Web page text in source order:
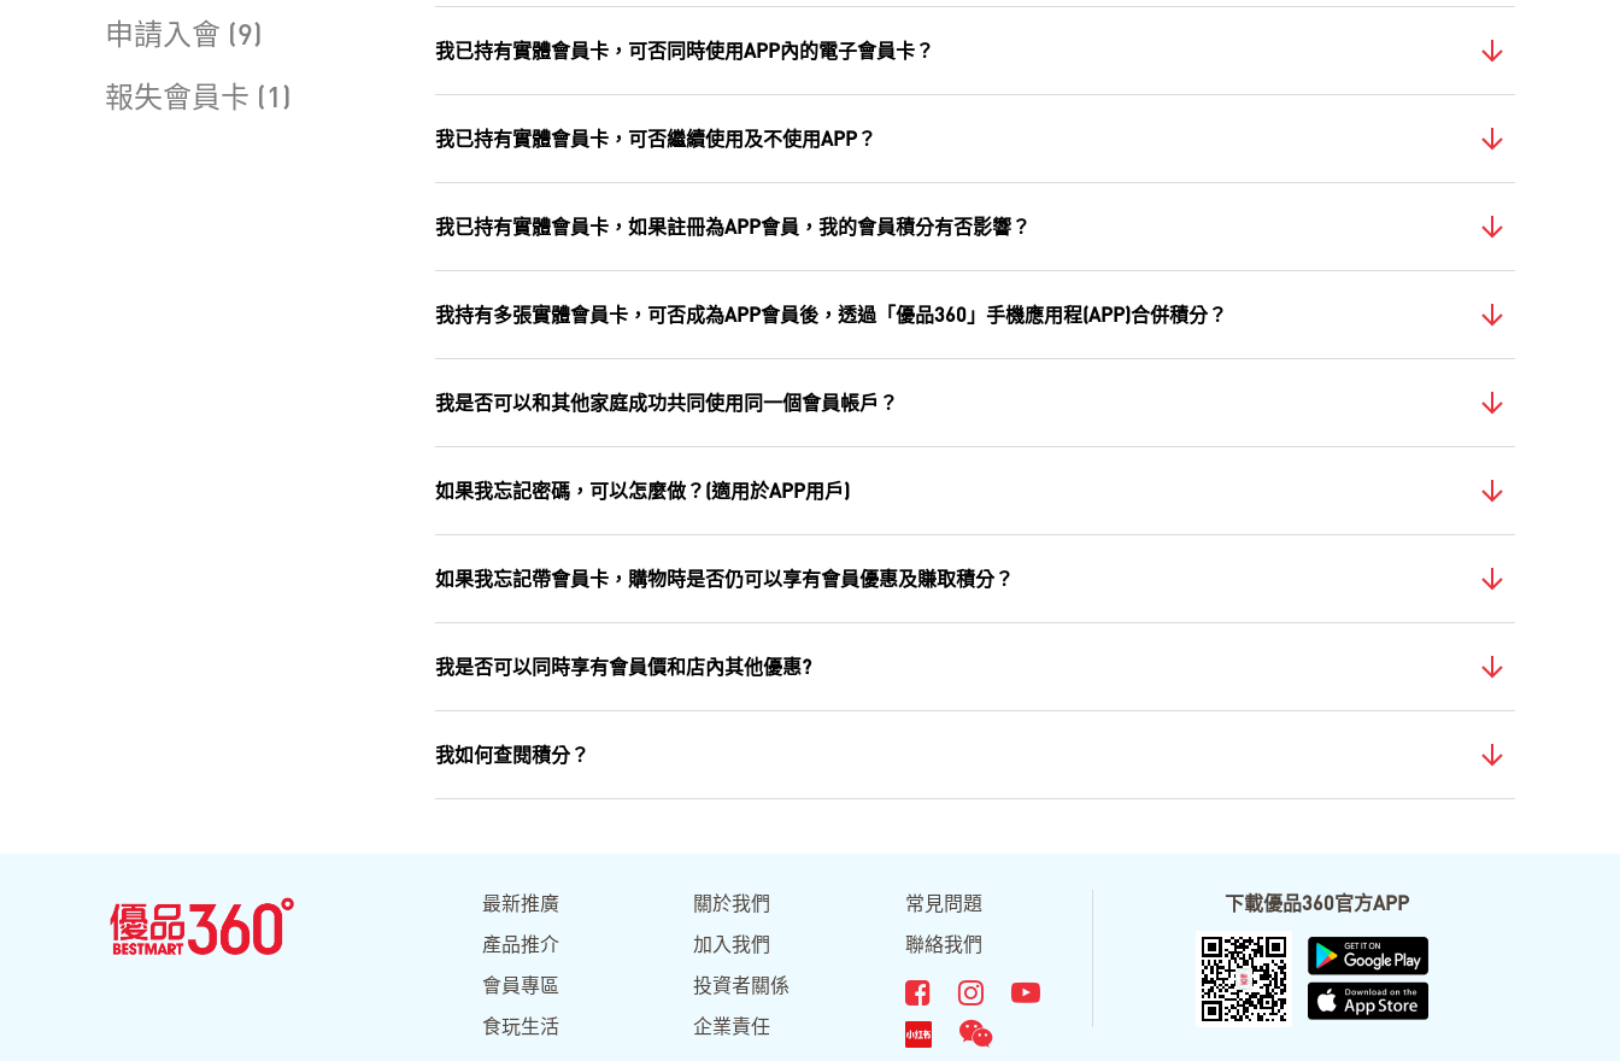
申請入會 (9)
報失會員卡 (1)
我已持有實體會員卡，可否同時使用APP內的電子會員卡？
我已持有實體會員卡，可否繼續使用及不使用APP？
我已持有實體會員卡，如果註冊為APP會員，我的會員積分有否影響？
我持有多張實體會員卡，可否成為APP會員後，透過「優品360」手機應用程(APP)合併積分？
我是否可以和其他家庭成功共同使用同一個會員帳戶？
如果我忘記密碼，可以怎麼做？(適用於APP用戶)
如果我忘記帶會員卡，購物時是否仍可以享有會員優惠及賺取積分？
我是否可以同時享有會員價和店內其他優惠?
我如何查閱積分？
最新推廣
產品推介
會員專區
食玩生活
關於我們
加入我們
投資者關係
企業責任
常見問題
聯絡我們
下載優品360官方APP